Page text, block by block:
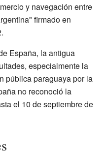
y navegación entre
firmado en
España, la antigua
especialmente la
pública paraguaya por la
no reconoció la
el 10 de septiembre de